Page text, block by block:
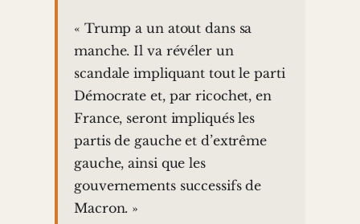
« Trump a un atout dans sa
manche. Il va révéler un
scandale impliquant tout le parti
Démocrate et, par ricochet, en
France, seront impliqués les
partis de gauche et d’extrême
gauche, ainsi que les
gouvernements successifs de
Macron. »